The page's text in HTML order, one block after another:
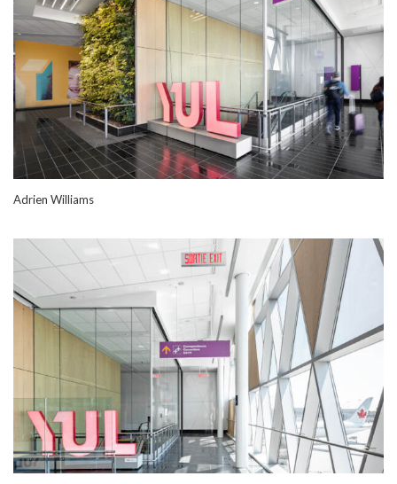
Adrien Williams